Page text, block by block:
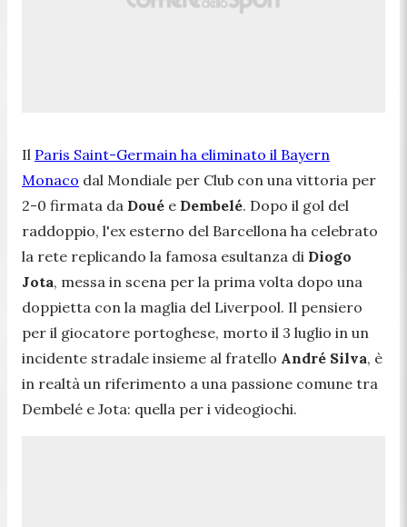
Il Paris Saint-Germain ha eliminato il Bayern
Monaco dal Mondiale per Club con una vittoria per
2-0 firmata da Doué e Dembelé. Dopo il gol del
raddoppio, l'ex esterno del Barcellona ha celebrato
la rete replicando la famosa esultanza di Diogo
Jota, messa in scena per la prima volta dopo una
doppietta con la maglia del Liverpool. Il pensiero
per il giocatore portoghese, morto il 3 luglio in un
incidente stradale insieme al fratello André Silva, è
in realtà un riferimento a una passione comune tra
Dembelé e Jota: quella per i videogiochi.